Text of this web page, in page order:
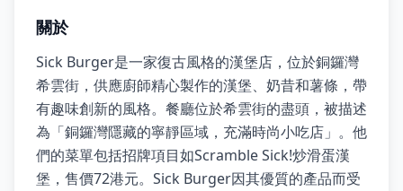
關於
Sick Burger是一家復古風格的漢堡店，位於銅鑼灣
希雲街，供應廚師精心製作的漢堡、奶昔和薯條，帶
有趣味創新的風格。餐廳位於希雲街的盡頭，被描述
為「銅鑼灣隱藏的寧靜區域，充滿時尚小吃店」。他
們的菜單包括招牌項目如Scramble Sick!炒滑蛋漢
堡，售價72港元。Sick Burger因其優質的產品而受